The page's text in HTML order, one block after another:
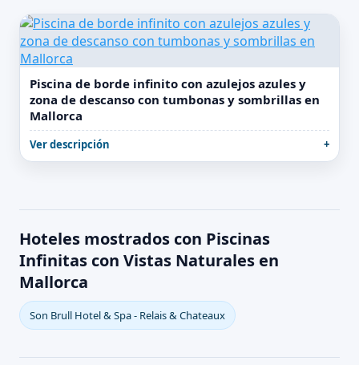
Piscina de borde infinito con azulejos azules y
zona de descanso con tumbonas y sombrillas en
Mallorca
Ver descripción
Hoteles mostrados con Piscinas
Infinitas con Vistas Naturales en
Mallorca
Son Brull Hotel & Spa - Relais & Chateaux